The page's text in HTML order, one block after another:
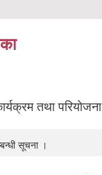
तथा परियोजना
सूचना ।